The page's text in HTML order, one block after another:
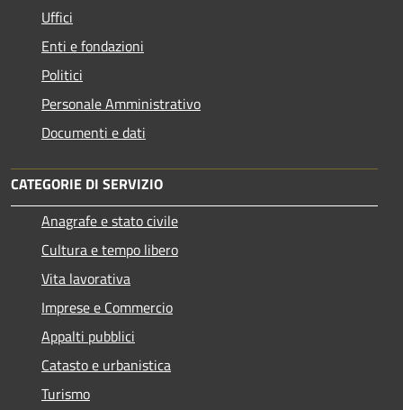
Uffici
Enti e fondazioni
Politici
Personale Amministrativo
Documenti e dati
CATEGORIE DI SERVIZIO
Anagrafe e stato civile
Cultura e tempo libero
Vita lavorativa
Imprese e Commercio
Appalti pubblici
Catasto e urbanistica
Turismo